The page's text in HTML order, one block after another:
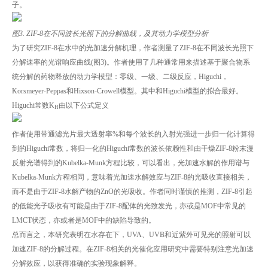
子。
图3. ZIF-8在不同波长光照下的分解曲线，及其动力学模型分析
为了研究ZIF-8在水中的光加速分解机理，作者测量了ZIF-8在不同波长光照下
分解速率的光谱响应曲线(图3)。作者使用了几种通常用来描述基于聚合物系
统分解的药物释放的动力学模型：零级、一级、二级反应，Higuchi，
Korsmeyer-Peppas和Hixson-Crowell模型。其中和Higuchi模型的拟合最好。
Higuchi常数KH 由以下公式定义
作者使用带通滤光片最大透射率%和每个波长的入射光强进一步归一化计算得
到的Higuchi常数，将归一化的Higuchi常数的波长依赖性和由干燥ZIF-8粉末漫
反射光谱得到的Kubelka-Munk方程比较，可以看出，光加速水解的作用谱与
Kubelka-Munk方程相同，意味着光加速水解效应与ZIF-8的光吸收直接相关，
而不是由于ZIF-8水解产物的ZnO的光吸收。作者同时谨慎的推测，ZIF-8引起
的低能光子吸收有可能是由于ZIF-8配体的光致发光，亦或是MOF中常见的
LMCT状态，亦或者是MOF中的缺陷导致的。
总而言之，本研究表明在水存在下，UVA、UVB和近紫外可见光的照射可以
加速ZIF-8的分解过程。在ZIF-8相关的光催化应用研究中需要特别注意光加速
分解效应，以获得准确的实验现象解释。